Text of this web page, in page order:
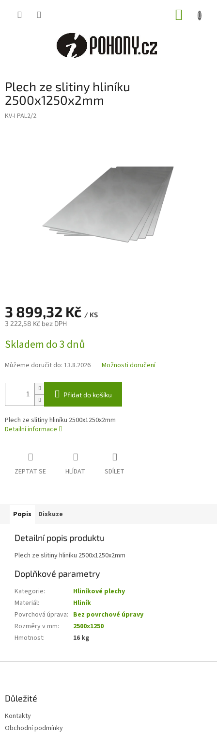
Plech ze slitiny hliníku
2500x1250x2mm
KV-I PAL2/2
3 899,32 Kč / KS
3 222,58 Kč bez DPH
cena:
Skladem do 3 dnů
Můžeme doručit do: 13.8.2026 Možnosti doručení
Přidat do košíku
Plech ze slitiny hliníku 2500x1250x2mm
Detailní informace
ZEPTAT SE HLÍDAT SDÍLET
Popis Diskuze
Detailní popis produktu
Plech ze slitiny hliníku 2500x1250x2mm
Doplňkové parametry
Kategorie:
Hliníkové plechy
Materiál:
Hliník
Povrchová úprava: Bez povrchové úpravy
Rozměry v mm:
2500x1250
Hmotnost: 16 kg
Důležité
Kontakty
Obchodní podmínky